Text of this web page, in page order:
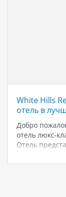
White Hills
отель в
Добро
отель люкс-
Отель
предлагает
Включено,